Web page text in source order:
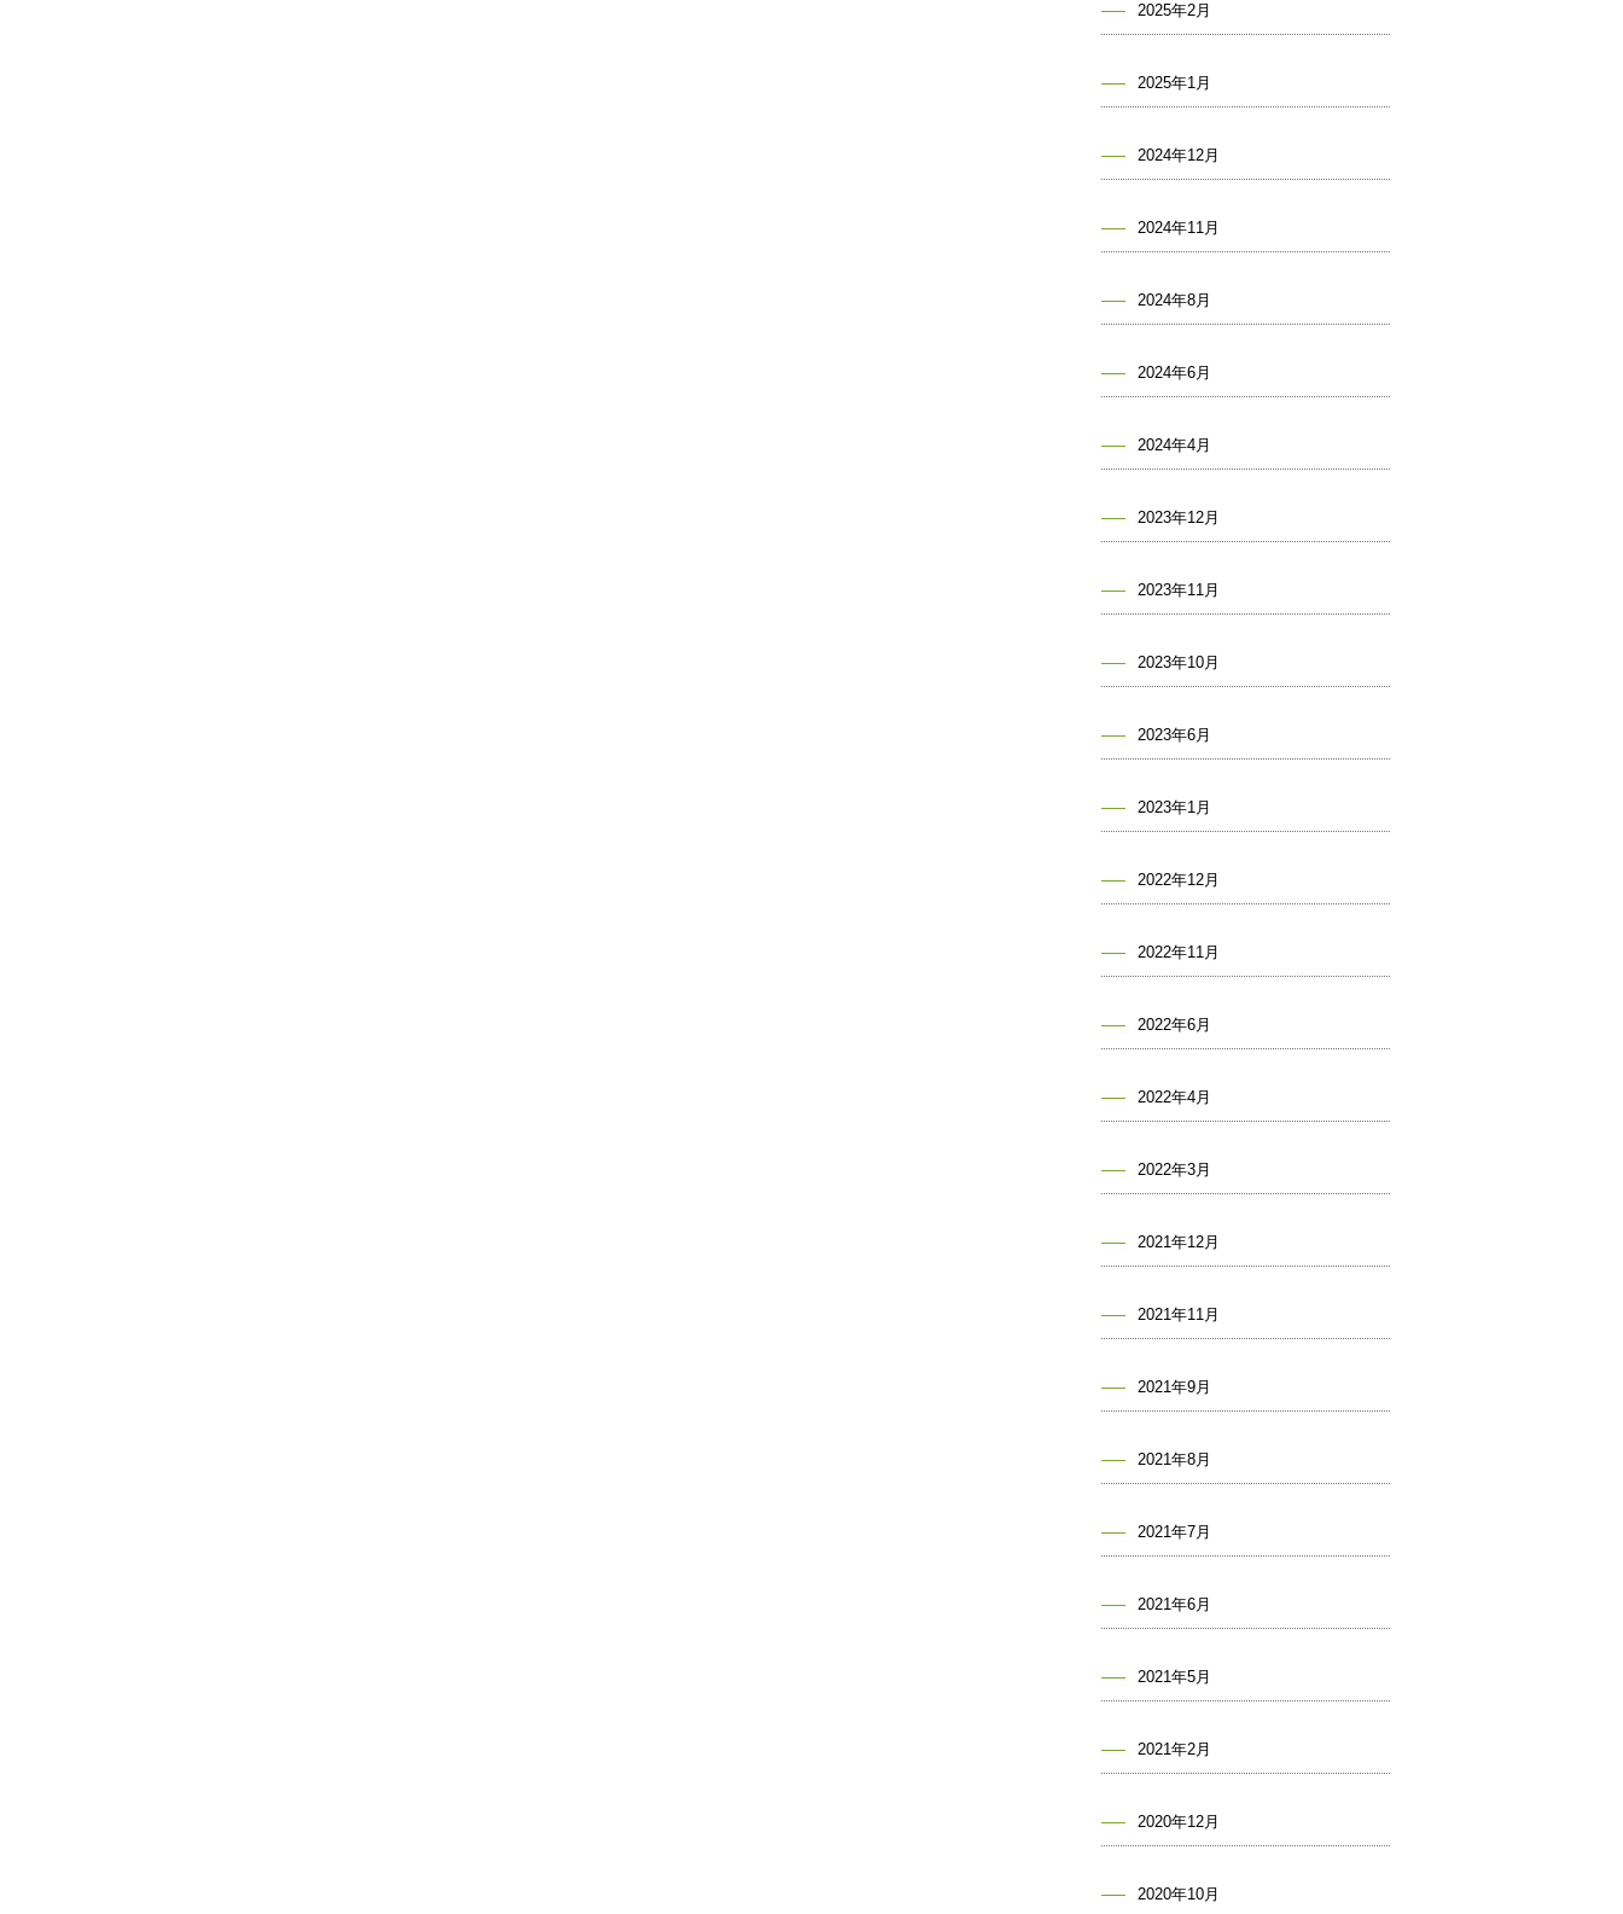
2025年2月
2025年1月
2024年12月
2024年11月
2024年8月
2024年6月
2024年4月
2023年12月
2023年11月
2023年10月
2023年6月
2023年1月
2022年12月
2022年11月
2022年6月
2022年4月
2022年3月
2021年12月
2021年11月
2021年9月
2021年8月
2021年7月
2021年6月
2021年5月
2021年2月
2020年12月
2020年10月